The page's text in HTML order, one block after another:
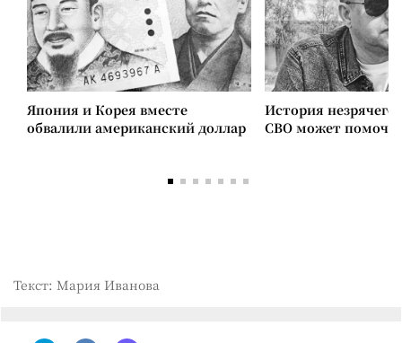
Япония и Корея вместе
обвалили американский доллар
История незрячего
СВО может помочь
Текст: Мария Иванова